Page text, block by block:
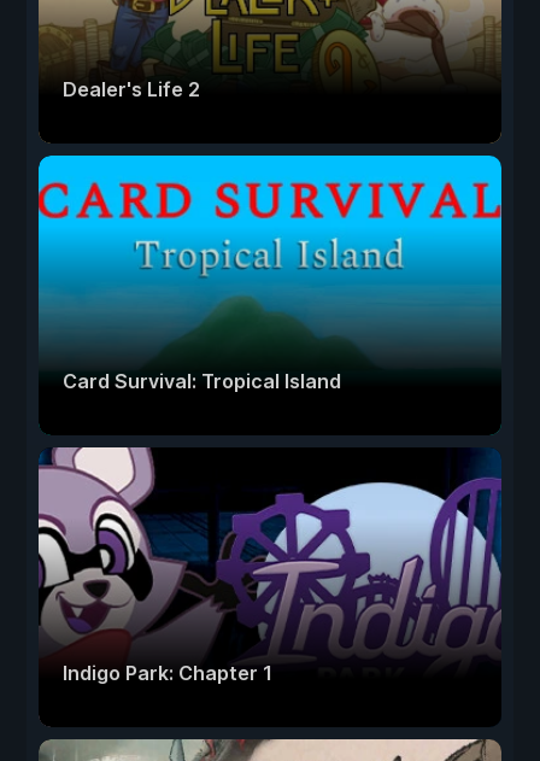
Dealer's Life 2
Card Survival: Tropical Island
Indigo Park: Chapter 1